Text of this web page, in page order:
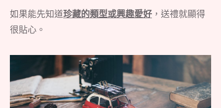
如果能先知道珍藏的類型或興趣愛好 ，送禮就顯得
很貼心。